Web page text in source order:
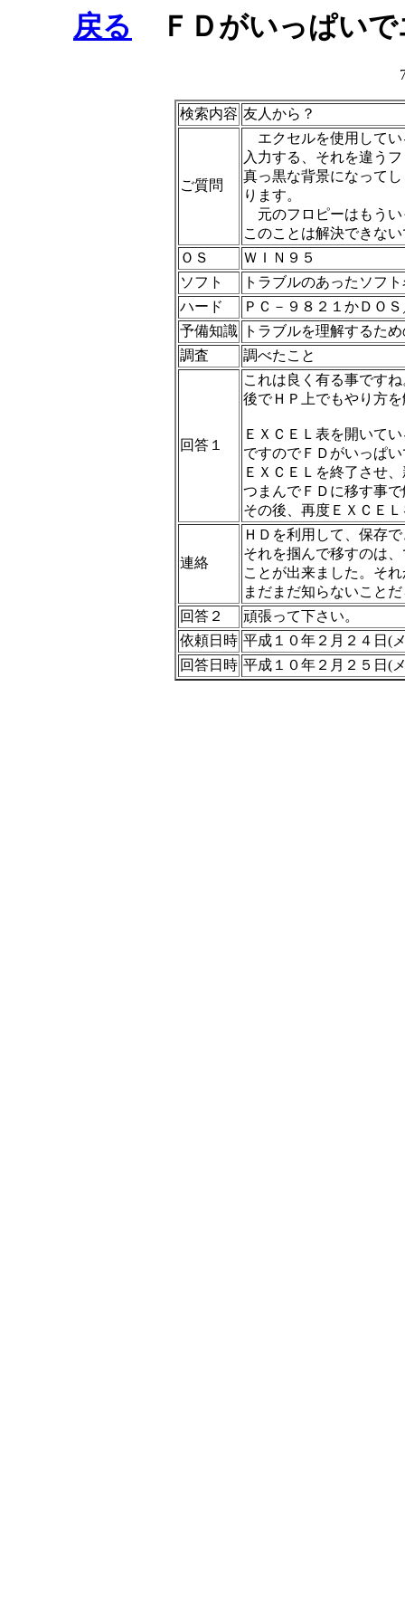
戻る ＦＤがいっぱいで
検索内容 友人から？
ご質問
エクセルを使用してい
入力する、それを違う
真っ黒な背景になって
ります。
元のフロピーはもうい
このことは解決できな
ＯＳ
ＷＩＮ９５
ソフト
トラブルのあったソフ
ハード
ＰＣ－９８２１かＤＯ
予備知識
トラブルを理解するた
調査
調べたこと
回答１
これは良く有る事ですね
後でＨＰ上でもやり方
ＥＸＣＥＬ表を開いて
ですのでＦＤがいっぱ
ＥＸＣＥＬを終了させ
つまんでＦＤに移す事
その後、再度ＥＸＣＥ
連絡
ＨＤを利用して、保存
それを掴んで移すのは
ことが出来ました。そ
まだまだ知らないこと
回答２
頑張って下さい。
依頼日時 平成１０年２月２４日(
回答日時 平成１０年２月２５日(